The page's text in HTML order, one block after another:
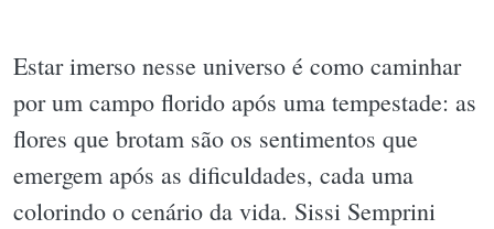
Estar imerso nesse universo é como caminhar
por um campo florido após uma tempestade: as
flores que brotam são os sentimentos que
emergem após as dificuldades, cada uma
colorindo o cenário da vida. Sissi Semprini